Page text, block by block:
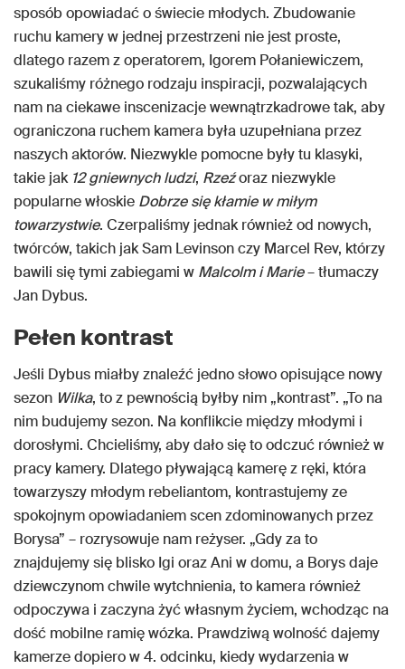
sposób opowiadać o świecie młodych. Zbudowanie
ruchu kamery w jednej przestrzeni nie jest proste,
dlatego razem z operatorem, Igorem Połaniewiczem,
szukaliśmy różnego rodzaju inspiracji, pozwalających
nam na ciekawe inscenizacje wewnątrzkadrowe tak, aby
ograniczona ruchem kamera była uzupełniana przez
naszych aktorów. Niezwykle pomocne były tu klasyki,
takie jak 12 gniewnych ludzi, Rzeźoraz niezwykle
popularne włoskie Dobrze się kłamie w miłym
towarzystwie. Czerpaliśmy jednak również od nowych,
twórców, takich jak Sam Levinson czy Marcel Rev, którzy
bawili się tymi zabiegami w Malcolm i Marie– tłumaczy
Jan Dybus.
Pełen kontrast
Jeśli Dybus miałby znaleźć jedno słowo opisujące nowy
sezon Wilka, to z pewnością byłby nim „kontrast”. „To na
nim budujemy sezon. Na konflikcie między młodymi i
dorosłymi. Chcieliśmy, aby dało się to odczuć również w
pracy kamery. Dlatego pływającą kamerę z ręki, która
towarzyszy młodym rebeliantom, kontrastujemy ze
spokojnym opowiadaniem scen zdominowanych przez
Borysa” – rozrysowuje nam reżyser. „Gdy za to
znajdujemy się blisko Igi oraz Ani w domu, a Borys daje
dziewczynom chwile wytchnienia, to kamera również
odpoczywa i zaczyna żyć własnym życiem, wchodząc na
dość mobilne ramię wózka. Prawdziwą wolność dajemy
kamerze dopiero w 4. odcinku, kiedy wydarzenia w